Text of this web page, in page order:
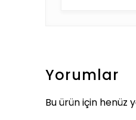
Yorumlar
Bu ürün için henüz